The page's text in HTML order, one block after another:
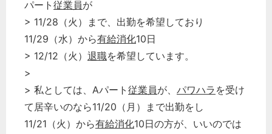
パート 従業員が
> 11/28（火）まで、出勤を希望しており
11/29（水）から有給消化10日
> 12/12（火） 退職を希望しています。
>
> 私としては、Aパート 従業員が、 パワハラ を受け
て居辛いのなら11/20（月）まで出勤をし
11/21（火）から有給消化10日の方が、いいのでは